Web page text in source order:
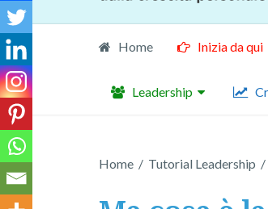
Home Inizia da qui
Leadership
Home / Tutorial Leadership /